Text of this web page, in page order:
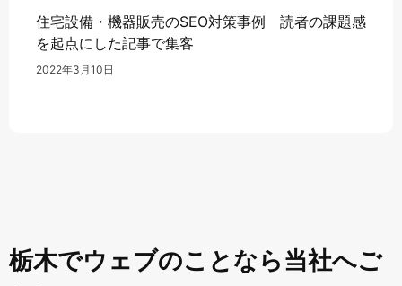
住宅設備・機器販売のSEO対策事例 読者の課題感
を起点にした記事で集客
2022年3月10日
栃木でウェブのことなら当社へご